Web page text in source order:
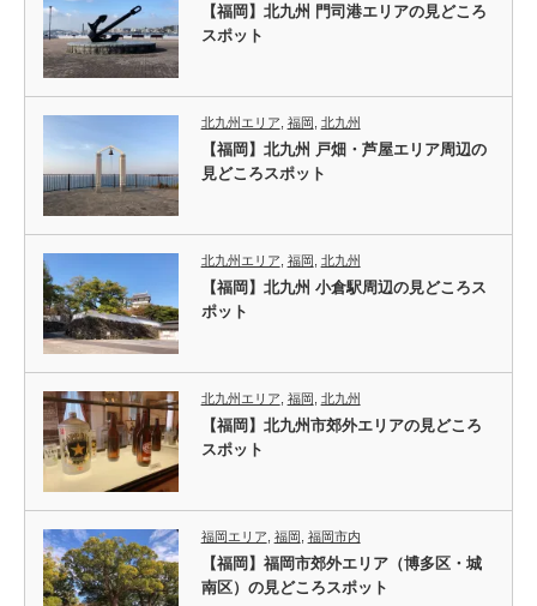
【福岡】北九州 門司港エリアの見どころ
スポット
北九州エリア 福岡 北九州
【福岡】北九州 戸畑・芦屋エリア周辺の
見どころスポット
北九州エリア 福岡 北九州
【福岡】北九州 小倉駅周辺の見どころス
ポット
北九州エリア 福岡 北九州
【福岡】北九州市郊外エリアの見どころ
スポット
福岡エリア, 福岡 , 福岡市内
【福岡】福岡市郊外エリア（博多区・城
南区）の見どころスポット